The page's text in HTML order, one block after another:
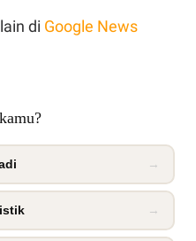
di Google News
→
→